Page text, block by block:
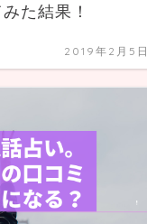
た結果！
2019年2月5日